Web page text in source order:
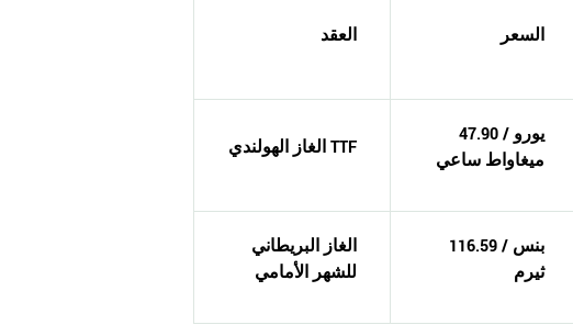
العقد السعر
الغاز الهولندي TTF
47.90 يورو /
ميغاواط ساعي
الغاز البريطاني
للشهر الأمامي
116.59 بنس /
ثيرم